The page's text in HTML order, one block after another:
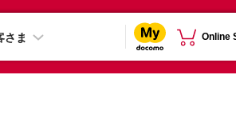
さま Online